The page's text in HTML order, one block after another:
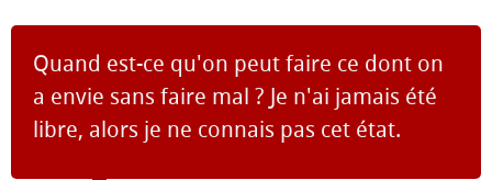
Quand est-ce qu'on peut faire ce dont on
a envie sans faire mal ? Je n'ai jamais été
libre, alors je ne connais pas cet état.